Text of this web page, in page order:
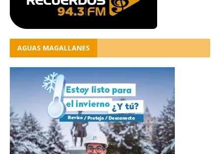
AGUAS MAGALLANES